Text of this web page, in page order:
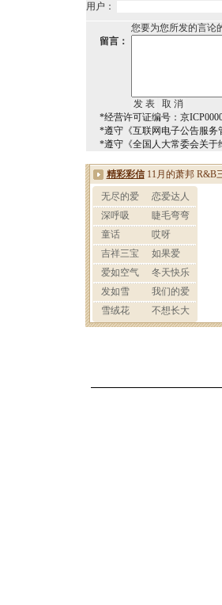
用户：
您要为您所发的言论
留言：
*经营许可证编号：京
*遵守《互联网电子公告服务
*遵守《全国人大常委会关于